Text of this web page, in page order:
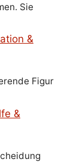
Sie
&
Figur
&